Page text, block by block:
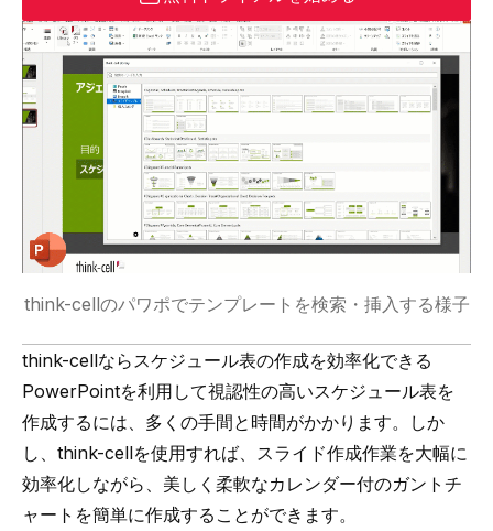
think-cellのパワポでテンプレートを検索・挿入する様子
think-cellならスケジュール表の作成を効率化できる
PowerPointを利用して視認性の高いスケジュール表を
作成するには、多くの手間と時間がかかります。しか
し、think-cellを使用すれば、スライド作成作業を大幅に
効率化しながら、美しく柔軟なカレンダー付のガントチ
ャート を簡単に作成することができます。